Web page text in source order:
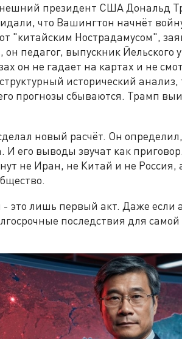
президент США Дональд
что Вашингтон начнёт
"китайским Нострадамусом",
педагог, выпускник Йельского
он не гадает на картах и не
исторический анализ,
прогнозы сбываются. Трамп
новый расчёт. Он
его выводы звучат как
не Иран, не Китай и не Россия,
это лишь первый акт. Даже если
последствия для